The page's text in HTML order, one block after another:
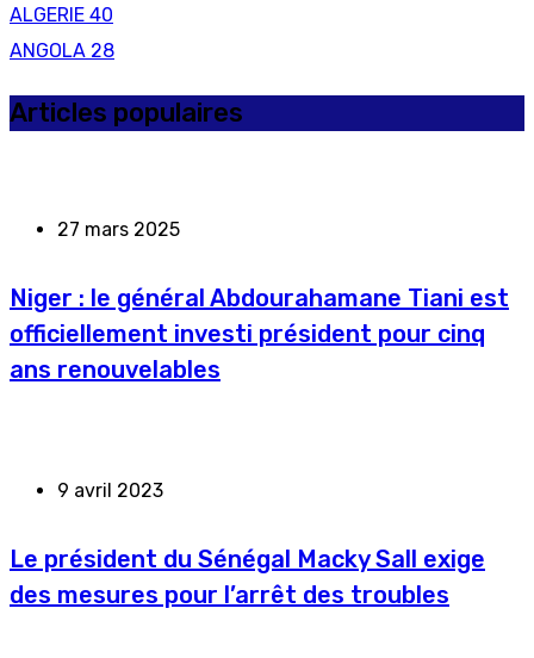
ALGERIE 40
ANGOLA 28
Articles populaires
27 mars 2025
Niger : le général Abdourahamane Tiani est
officiellement investi président pour cinq
ans renouvelables
9 avril 2023
Le président du Sénégal Macky Sall exige
des mesures pour l’arrêt des troubles